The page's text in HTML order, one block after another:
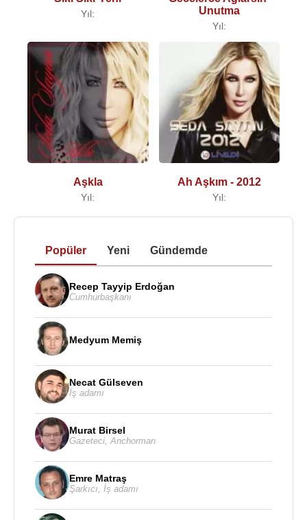
Yıl:
Unutma
Yıl:
Aşkla
Yıl:
Ah Aşkım - 2012
Yıl:
Popüler Yeni Gündemde
Recep Tayyip Erdoğan
Cumhurbaşkanı
Medyum Memiş
Necat Gülseven
İş adamı
Murat Birsel
Gazeteci,Anchorman
Emre Matraş
Şarkıcı, İş adamı